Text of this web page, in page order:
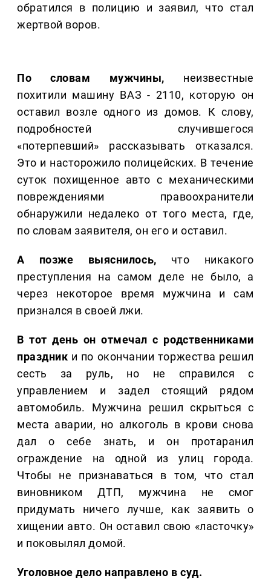
обратился в полицию и заявил, что стал
жертвой воров.
По словам мужчины, неизвестные
похитили машину ВАЗ - 2110, которую он
оставил возле одного из домов. К слову,
подробностей случившегося
«потерпевший» рассказывать отказался.
Это и насторожило полицейских. В течение
суток похищенное авто с механическими
повреждениями правоохранители
обнаружили недалеко от того места, где,
по словам заявителя, он его и оставил.
А позже выяснилось, что никакого
преступления на самом деле не было, а
через некоторое время мужчина и сам
признался в своей лжи.
В тот день он отмечал с родственниками
праздник и по окончании торжества решил
сесть за руль, но не справился с
управлением и задел стоящий рядом
автомобиль. Мужчина решил скрыться с
места аварии, но алкоголь в крови снова
дал о себе знать, и он протаранил
ограждение на одной из улиц города.
Чтобы не признаваться в том, что стал
виновником ДТП, мужчина не смог
придумать ничего лучше, как заявить о
хищении авто. Он оставил свою «ласточку»
и поковылял домой.
Уголовное дело направлено в суд.